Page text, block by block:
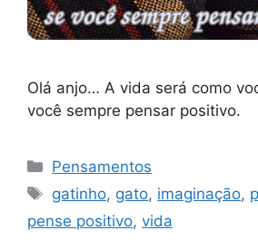
Olá anjo… A vida será como
você sempre pensar positivo.
Categorias
Pensamentos
Tags
gatinho, gato, imaginação,
pense positivo, vida